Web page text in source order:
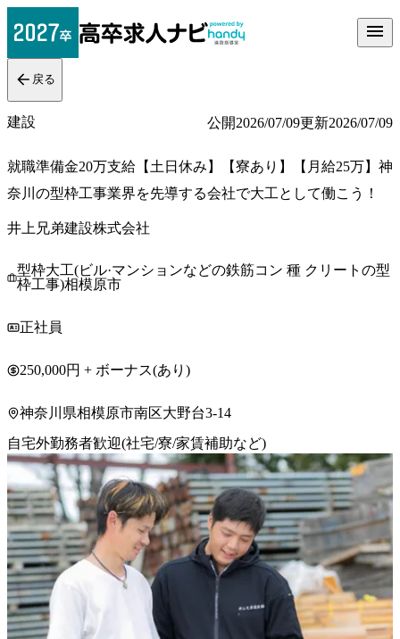
戻る
建設 公開2026/07/09更新2026/07/09
就職準備金20万支給【土日休み】【寮あり】【月給25万】神
奈川の型枠工事業界を先導する会社で大工として働こう！
井上兄弟建設株式会社
型枠大工(ビル·マンションなどの鉄筋コン 種 クリートの型
枠工事)相模原市
正社員
250,000円 + ボーナス(あり)
神奈川県相模原市南区大野台3-14
自宅外勤務者歓迎(社宅/寮/家賃補助など)